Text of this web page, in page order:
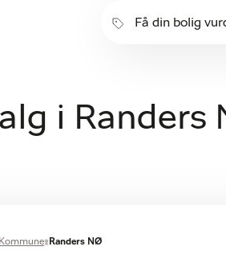
Få din bolig
i Randers
Randers NØ